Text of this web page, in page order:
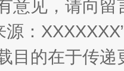
意见，请向
源：
目的在于传